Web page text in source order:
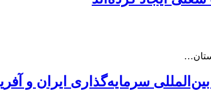
سرمایه‌گذاری ایران و